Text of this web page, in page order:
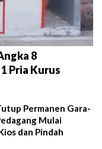
8
Pria Kurus
Permanen Gara-
Mulai
dan Pindah